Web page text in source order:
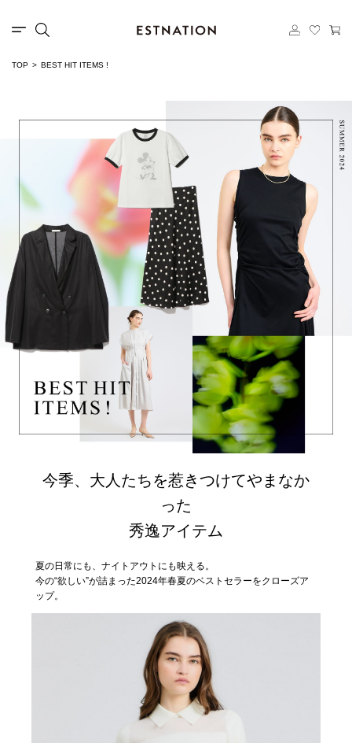
TOP BEST HIT ITEMS !
今季、大人たちを惹きつけてやまなか
った
秀逸アイテム
夏の日常にも、ナイトアウトにも映える。
今の“欲しい”が詰まった2024年春夏のベストセラーをクローズア
ップ。